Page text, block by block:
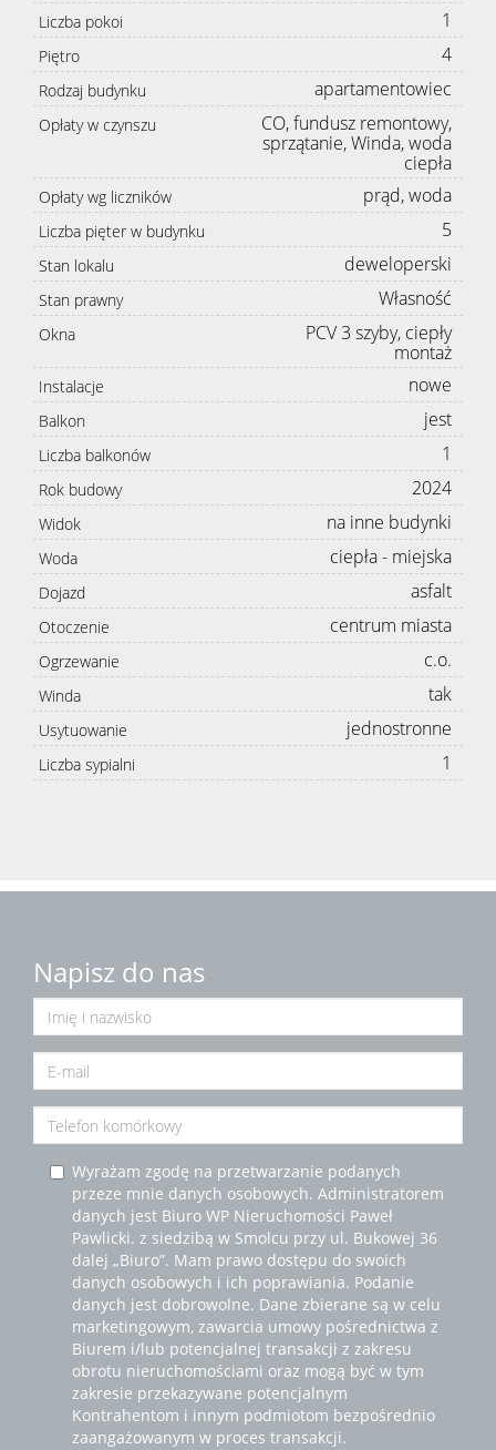
Liczba pokoi 1
Piętro 4
Rodzaj budynku apartamentowiec
Opłaty w czynszu
CO, fundusz remontowy,
sprzątanie, Winda, woda
ciepła
Opłaty wg liczników prąd, woda
Liczba pięter w budynku 5
Stan lokalu deweloperski
Stan prawny Własność
Okna
PCV 3 szyby, ciepły
montaż
Instalacje nowe
Balkon jest
Liczba balkonów 1
Rok budowy 2024
Widok na inne budynki
Woda ciepła - miejska
Dojazd asfalt
Otoczenie centrum miasta
Ogrzewanie c.o.
Winda tak
Usytuowanie jednostronne
Liczba sypialni 1
Napisz do nas
Wyrażam zgodę na przetwarzanie podanych
przeze mnie danych osobowych. Administratorem
danych jest Biuro WP Nieruchomości Paweł
Pawlicki. z siedzibą w Smolcu przy ul. Bukowej 36
dalej „Biuro”. Mam prawo dostępu do swoich
danych osobowych i ich poprawiania. Podanie
danych jest dobrowolne. Dane zbierane są w celu
marketingowym, zawarcia umowy pośrednictwa z
Biurem i/lub potencjalnej transakcji z zakresu
obrotu nieruchomościami oraz mogą być w tym
zakresie przekazywane potencjalnym
Kontrahentom i innym podmiotom bezpośrednio
zaangażowanym w proces transakcji.